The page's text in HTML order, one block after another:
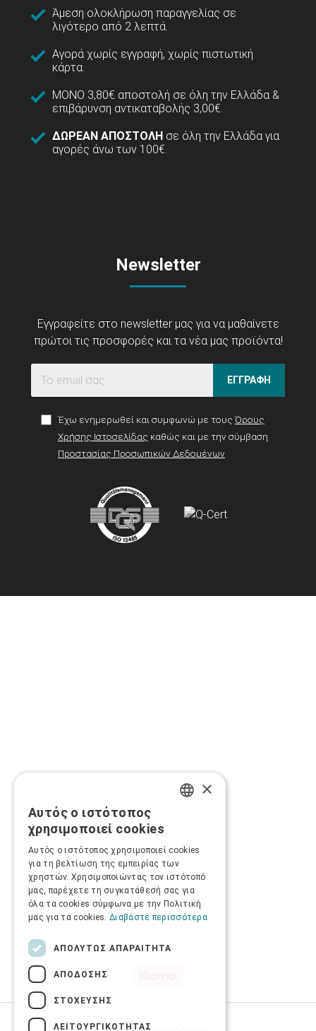
Άμεση ολοκλήρωση παραγγελίας σε
λιγότερο από 2 λεπτά.
Αγορά χωρίς εγγραφή, χωρίς πιστωτική
κάρτα.
ΜΟΝΟ 3,80€ αποστολή σε όλη την Ελλάδα &
επιβάρυνση αντικαταβολής 3,00€.
ΔΩΡΕΑΝ ΑΠΟΣΤΟΛΗ σε όλη την Ελλάδα για
αγορές άνω των 100€.
Newsletter
Εγγραφείτε στο newsletter μας για να μαθαίνετε
πρώτοι τις προσφορές και τα νέα μας προϊόντα!
ΕΓΓΡΑΦΗ
Έχω ενημερωθεί και συμφωνώ με τους Όρους
Χρήσης Ιστοσελίδας καθώς και με την σύμβαση
Προστασίας Προσωπικών Δεδομένων
×
Αυτός ο ιστότοπος
χρησιμοποιεί cookies
Αυτός ο ιστότοπος χρησιμοποιεί cookies
για τη βελτίωση της εμπειρίας των
χρηστών. Χρησιμοποιώντας τον ιστότοπό
μας, παρέχετε τη συγκατάθεσή σας για
όλα τα cookies σύμφωνα με την Πολιτική
μας για τα cookies. Διαβάστε περισσότερα
ΑΠΟΛΎΤΩΣ ΑΠΑΡΑΊΤΗΤΑ
ΑΠΌΔΟΣΗΣ
ΣΤΌΧΕΥΣΗΣ
ΛΕΙΤΟΥΡΓΙΚΌΤΗΤΑΣ